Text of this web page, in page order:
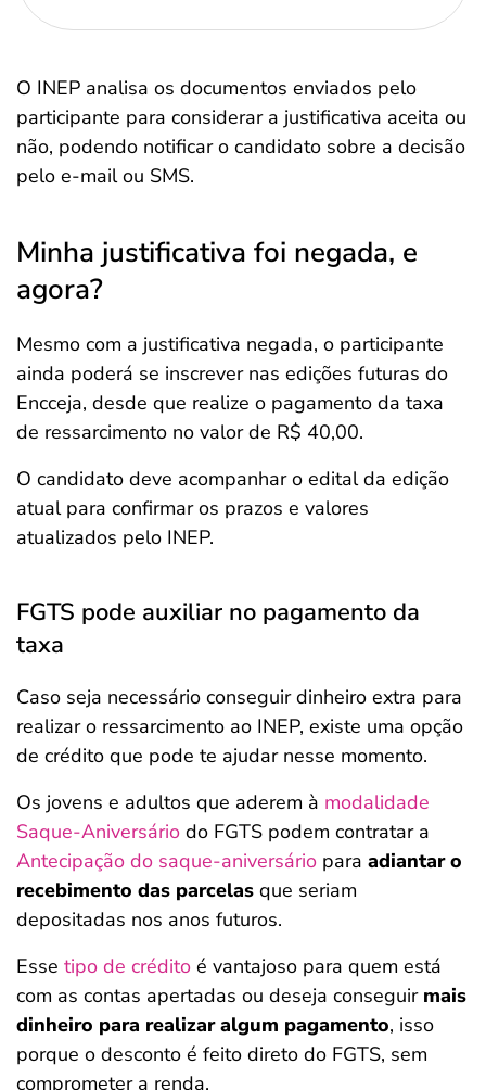
O INEP analisa os documentos enviados pelo
participante para considerar a justificativa aceita ou
não, podendo notificar o candidato sobre a decisão
pelo e-mail ou SMS.
Minha justificativa foi negada, e
agora?
Mesmo com a justificativa negada, o participante
ainda poderá se inscrever nas edições futuras do
Encceja, desde que realize o pagamento da taxa
de ressarcimento no valor de R$ 40,00.
O candidato deve acompanhar o edital da edição
atual para confirmar os prazos e valores
atualizados pelo INEP.
FGTS pode auxiliar no pagamento da
taxa
Caso seja necessário conseguir dinheiro extra para
realizar o ressarcimento ao INEP, existe uma opção
de crédito que pode te ajudar nesse momento.
Os jovens e adultos que aderem à modalidade
Saque-Aniversário do FGTS podem contratar a
Antecipação do saque-aniversário para adiantar o
recebimento das parcelas que seriam
depositadas nos anos futuros.
Esse tipo de crédito é vantajoso para quem está
com as contas apertadas ou deseja conseguir mais
dinheiro para realizar algum pagamento, isso
porque o desconto é feito direto do FGTS, sem
comprometer a renda.